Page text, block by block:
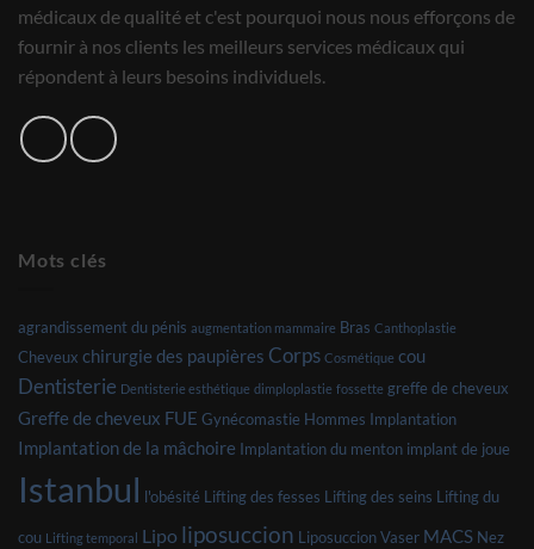
médicaux de qualité et c'est pourquoi nous nous efforçons de
fournir à nos clients les meilleurs services médicaux qui
répondent à leurs besoins individuels.
Mots clés
agrandissement du pénis augmentation mammaire Bras Canthoplastie
Cheveux chirurgie des paupières Corps Cosmétique cou
Dentisterie Dentisterie esthétique dimploplastie fossette greffe de cheveux
Greffe de cheveux FUE Gynécomastie Hommes Implantation
Implantation de la mâchoire Implantation du menton implant de joue
Istanbul l'obésité Lifting des fesses Lifting des seins Lifting du
cou Lifting temporal Lipo liposuccion Liposuccion Vaser MACS Nez